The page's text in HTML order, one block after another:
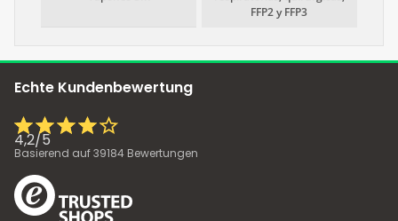
FFP2 y FFP3
Echte Kundenbewertung
4,2/5
Basierend auf39184 Bewertungen